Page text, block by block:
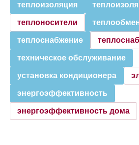
теплоизоляция
теплоносители
теплоснабжение
техническое обслуживание
установка кондиционера
энергоэффективность
энергоэффективность дома